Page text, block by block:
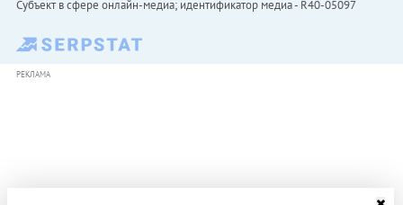
Субъект в сфере онлайн-медиа; идентификатор медиа - R40-05097
РЕКЛАМА